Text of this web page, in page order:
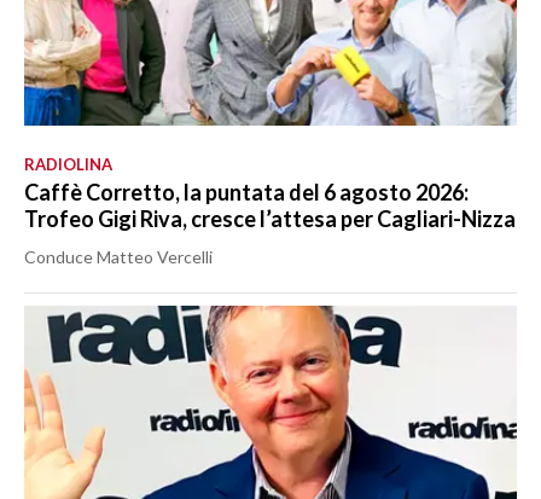
RADIOLINA
Caffè Corretto, la puntata del 6 agosto 2026:
Trofeo Gigi Riva, cresce l’attesa per Cagliari-Nizza
Conduce Matteo Vercelli